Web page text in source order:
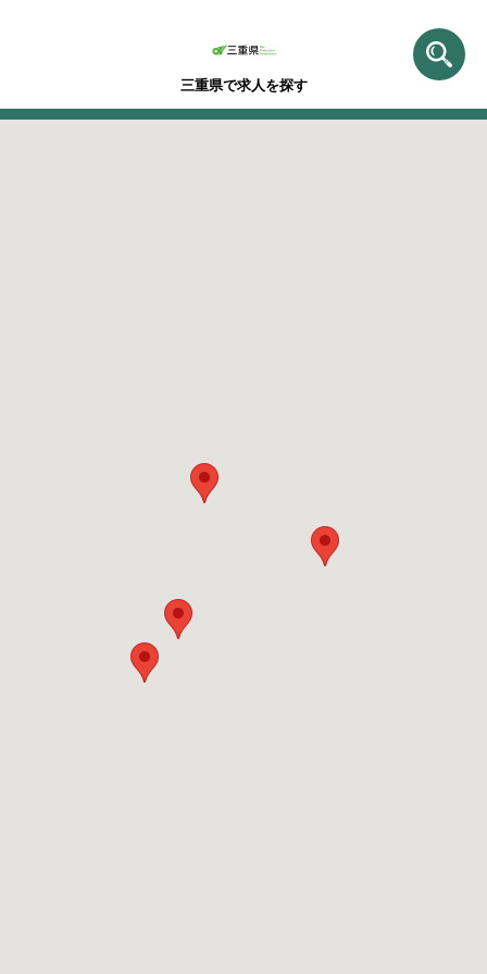
三重県で求人を探す